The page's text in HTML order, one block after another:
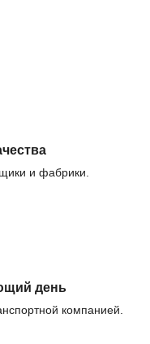
и фабрики.
день
компанией.